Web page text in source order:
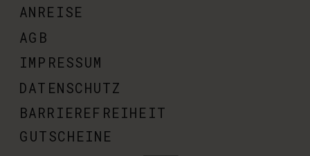
AGB
IMPRESSUM
DATENSCHUTZ
BARRIEREFREIHEIT
ANREISE
GUTSCHEINE